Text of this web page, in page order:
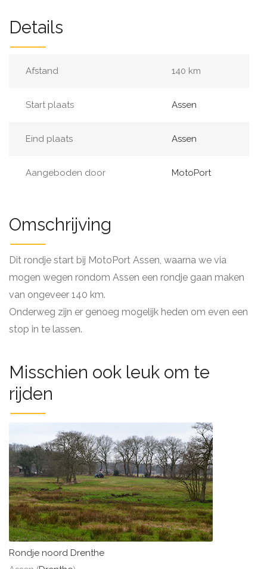
Details
Afstand 140 km
Start plaats Assen
Eind plaats Assen
Aangeboden door MotoPort
Omschrijving
Dit rondje start bij MotoPort Assen, waarna we via
mogen wegen rondom Assen een rondje gaan maken
van ongeveer 140 km.
Onderweg zijn er genoeg mogelijk heden om even een
stop in te lassen.
Misschien ook leuk om te
rijden
Rondje noord Drenthe